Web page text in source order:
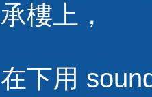
承樓上，
在下用